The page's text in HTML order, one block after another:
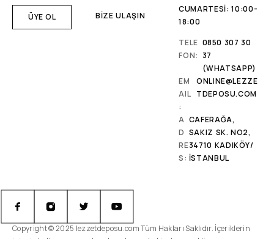
BİZE ULAŞIN
CUMARTESI: 10:00-
18:00
TELE
FON:
0850 307 30
37
(WHATSAPP)
EM
AIL
:
ONLINE@LEZZE
TDEPOSU.COM
A
D
RE
S:
CAFERAĞA,
SAKIZ SK. NO2,
34710 KADIKÖY/
İSTANBUL
Copyright © 2025 lezzetdeposu.com Tüm Hakları Saklıdır. İçeriklerin